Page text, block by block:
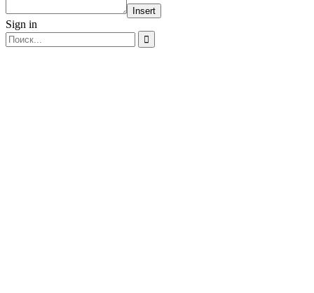
Insert
Sign in